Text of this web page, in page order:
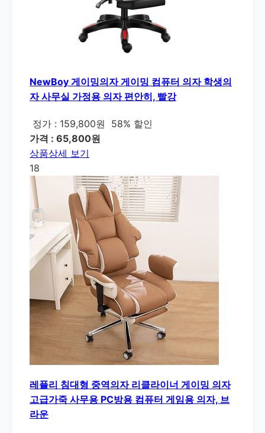
NewBoy 게이밍의자 게이밍 컴퓨터 의자 학생의
자 사무실 가정용 의자 편안히, 빨강
정가 : 159,800원
58% 할인
가격 : 65,800원
상품상세 보기
18
레퓰리 침대형 중역의자 리클라이너 게이밍 의자
고급가죽 사무용 PC방용 컴퓨터 게임용 의자, 브
라운